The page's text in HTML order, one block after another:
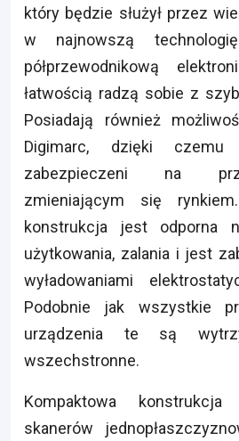
który będzie służył przez
w najnowszą
półprzewodnikową
łatwością radzą sobie z
Posiadają również
Digimarc, dzięki czemu
zabezpieczeni na
zmieniającym się
konstrukcja jest odporna
użytkowania, zalania i jest
wyładowaniami
Podobnie jak wszystkie
urządzenia te są
wszechstronne.
Kompaktowa
skanerów